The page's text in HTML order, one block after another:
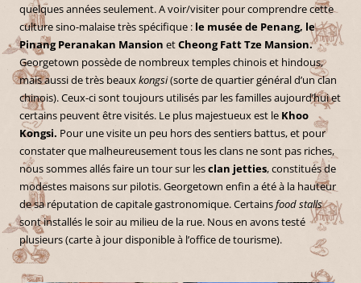
quelques années seulement. A voir/visiter pour comprendre cette
culture sino-malaise très spécifique : le musée de Penang, le
Pinang Peranakan Mansion etCheong Fatt Tze Mansion.
Georgetown possède de nombreux temples chinois et hindous,
mais aussi de très beauxkongsi(sorte de quartier général d’un clan
chinois). Ceux-ci sont toujours utilisés par les familles aujourd’hui et
certains peuvent être visités. Le plus majestueux est le Khoo
Kongsi. Pour une visite un peu hors des sentiers battus, et pour
constater que malheureusement tous les clans ne sont pas riches,
nous sommes allés faire un tour sur lesclan jetties, constitués de
modestes maisons sur pilotis. Georgetown enfin a été à la hauteur
de sa réputation de capitale gastronomique. Certainsfood stalls
sont installés le soir au milieu de la rue. Nous en avons testé
plusieurs (carte à jour disponible à l’office de tourisme).